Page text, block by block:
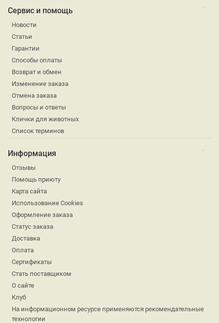
Сервис и помощь
Новости
Статьи
Гарантии
Способы оплаты
Возврат и обмен
Изменение заказа
Отмена заказа
Вопросы и ответы
Клички для животных
Список терминов
Информация
Отзывы
Помощь приюту
Карта сайта
Использование Cookies
Оформление заказа
Статус заказа
Доставка
Оплата
Сертификаты
Стать поставщиком
О сайте
Клуб
На информационном ресурсе применяются рекомендательные
технологии